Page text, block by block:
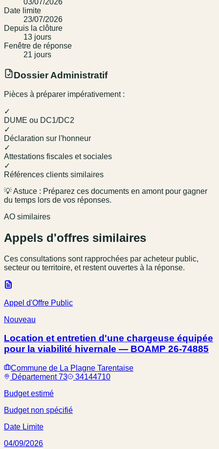
03/07/2026
Date limite
23/07/2026
Depuis la clôture
13 jours
Fenêtre de réponse
21 jours
Dossier Administratif
Pièces à préparer impérativement :
✓
DUME ou DC1/DC2
✓
Déclaration sur l'honneur
✓
Attestations fiscales et sociales
✓
Références clients similaires
💡 Astuce : Préparez ces documents en amont pour gagner
du temps lors de vos réponses.
AO similaires
Appels d'offres similaires
Ces consultations sont rapprochées par acheteur public,
secteur ou territoire, et restent ouvertes à la réponse.
Appel d'Offre Public
Nouveau
Location et entretien d'une chargeuse équipée
pour la viabilité hivernale — BOAMP 26-74885
Commune de La Plagne Tarentaise
Département 73
34144710
Budget estimé
Budget non spécifié
Date Limite
04/09/2026